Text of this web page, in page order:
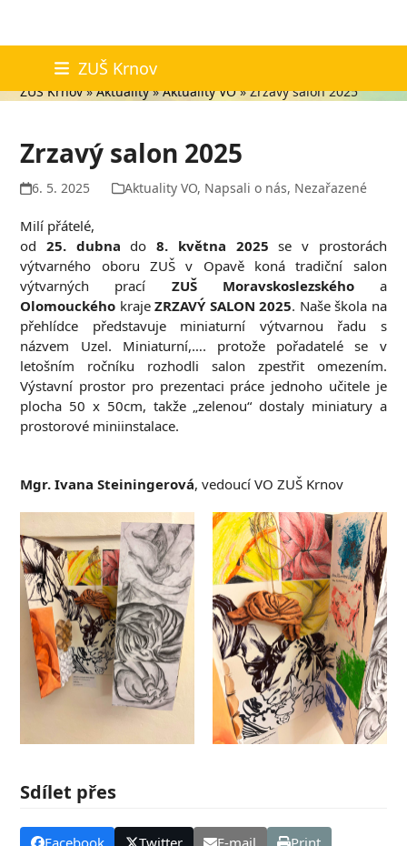
content
ZUŠ Krnov
Aktuality
ZUŠ Krnov»Aktuality»Aktuality VO»Zrzavý salon 2025
Zrzavý salon 2025
6. 5. 2025 Aktuality VO, Napsali o nás, Nezařazené
Milí přátelé,
od25. dubna do8. května 2025 se v prostorách
výtvarného oboru ZUŠ v Opavě koná tradiční salon
výtvarných prací ZUŠ Moravskoslezskéhoa
Olomouckého krajeZRZAVÝ SALON 2025. Naše škola na
přehlídce představuje miniaturní výtvarnou řadu s
názvem Uzel. Miniaturní,…. protože pořadatelé se v
letošním ročníku rozhodli salon zpestřit omezením.
Výstavní prostor pro prezentaci práce jednoho učitele je
plocha 50 x 50cm, takže „zelenou“ dostaly miniatury a
prostorové miniinstalace.
Mgr. Ivana Steiningerová, vedoucí VO ZUŠ Krnov
Sdílet přes